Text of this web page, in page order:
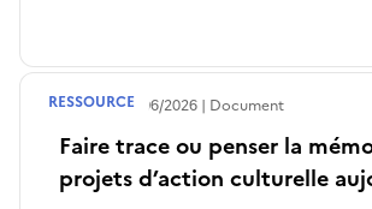
Faire trace ou penser la
projets d’action culturelle
Publié le23/06/2026 Document
RESSOURCE